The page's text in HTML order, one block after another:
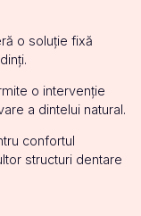
o soluție fixă
o intervenție
a dintelui natural.
confortul
structuri dentare